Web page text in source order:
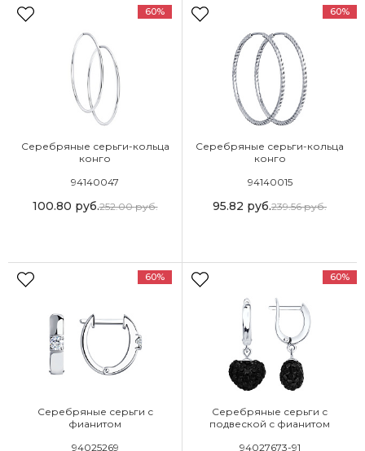
60%
Серебряные серьги-кольца
конго
94140047
100.80 руб.252.00руб.
60%
Серебряные серьги-кольца
конго
94140015
95.82 руб.239.56руб.
60%
Серебряные серьги с
фианитом
94025269
60%
Серебряные серьги с
подвеской с фианитом
94027673-91